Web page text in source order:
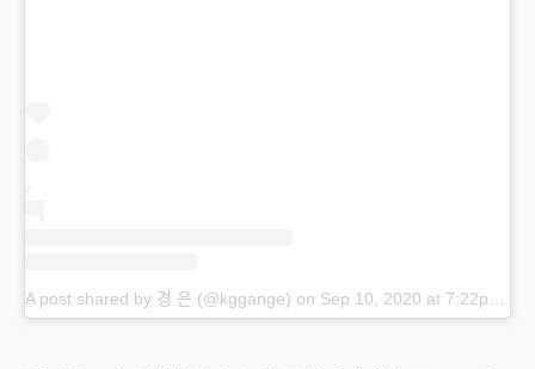
A post shared by 경 은 (@kggange) on Sep 10, 2020 at 7:22pm PDT